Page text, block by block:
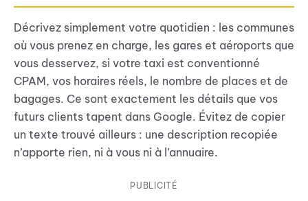
Décrivez simplement votre quotidien : les communes
où vous prenez en charge, les gares et aéroports que
vous desservez, si votre taxi est conventionné
CPAM, vos horaires réels, le nombre de places et de
bagages. Ce sont exactement les détails que vos
futurs clients tapent dans Google. Évitez de copier
un texte trouvé ailleurs : une description recopiée
n’apporte rien, ni à vous ni à l’annuaire.
PUBLICITÉ